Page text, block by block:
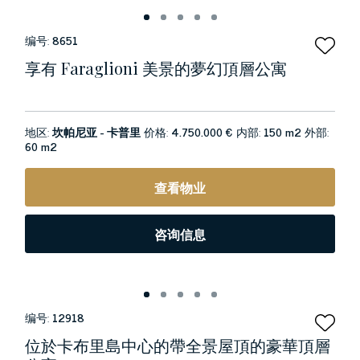
编号:8651
享有 Faraglioni 美景的夢幻頂層公寓
地区:坎帕尼亚 - 卡普里价格: 4.750.000 € 内部: 150 m2外部:
60 m2
查看物业
咨询信息
编号: 12918
位於卡布里島中心的帶全景屋頂的豪華頂層